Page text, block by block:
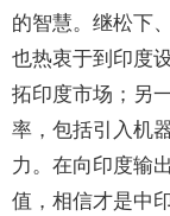
的智慧。继松下
也热衷于到印度
拓印度市场；另
率，包括引入机
力。在向印度输
值，相信才是中